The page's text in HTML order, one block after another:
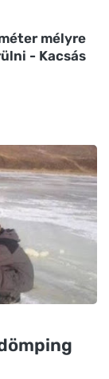
mélyre
- Kacsás